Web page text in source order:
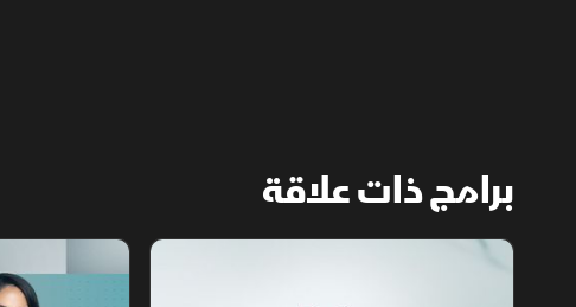
برامج ذات علاقة
مع الشرق الأوسط الخبر الآخر